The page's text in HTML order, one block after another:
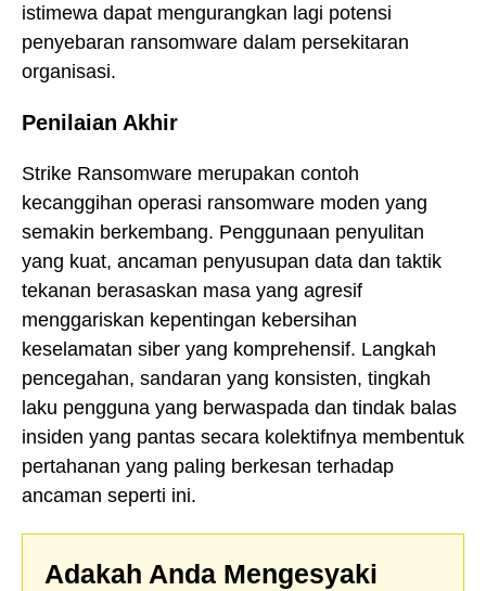
istimewa dapat mengurangkan lagi potensi
penyebaran ransomware dalam persekitaran
organisasi.
Penilaian Akhir
Strike Ransomware merupakan contoh
kecanggihan operasi ransomware moden yang
semakin berkembang. Penggunaan penyulitan
yang kuat, ancaman penyusupan data dan taktik
tekanan berasaskan masa yang agresif
menggariskan kepentingan kebersihan
keselamatan siber yang komprehensif. Langkah
pencegahan, sandaran yang konsisten, tingkah
laku pengguna yang berwaspada dan tindak balas
insiden yang pantas secara kolektifnya membentuk
pertahanan yang paling berkesan terhadap
ancaman seperti ini.
Adakah Anda Mengesyaki